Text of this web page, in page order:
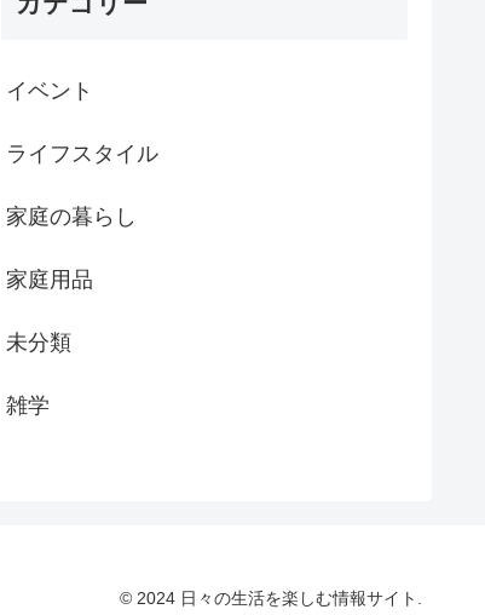
イベント
ライフスタイル
家庭の暮らし
家庭用品
未分類
雑学
© 2024 日々の生活を楽しむ情報サイト.